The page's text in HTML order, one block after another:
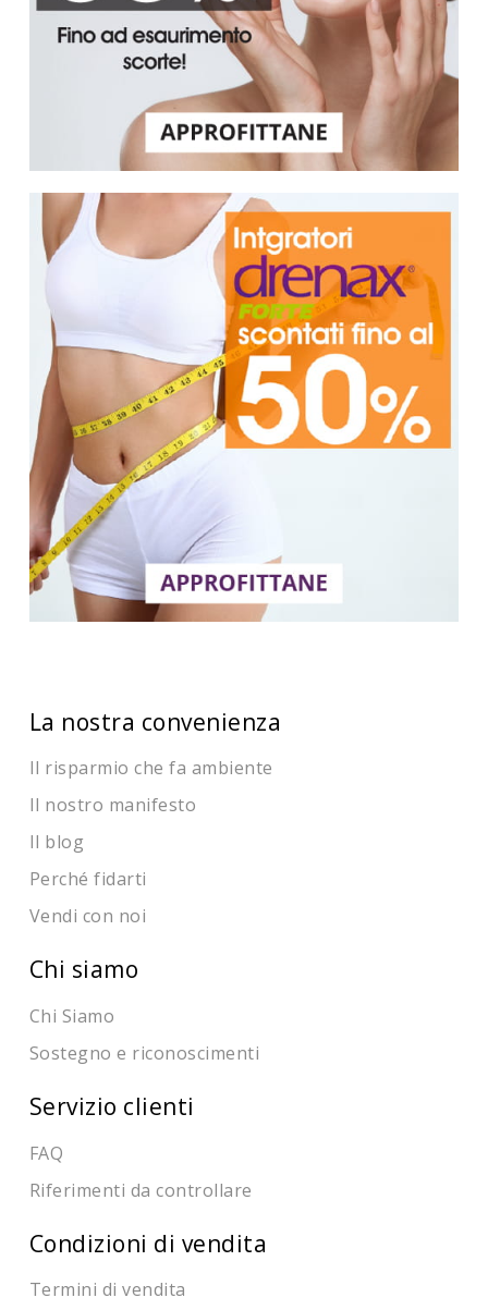
La nostra convenienza
Il risparmio che fa ambiente
Il nostro manifesto
Il blog
Perché fidarti
Vendi con noi
Chi siamo
Chi Siamo
Sostegno e riconoscimenti
Servizio clienti
FAQ
Riferimenti da controllare
Condizioni di vendita
Termini di vendita